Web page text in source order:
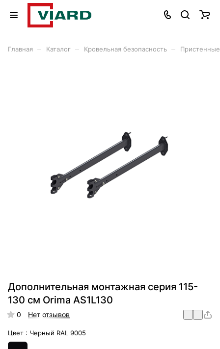
Главная Каталог Кровельная безопасность
Дополнительная монтажная серия 115-
130 см Orima AS1L130
0 Нет отзывов
Цвет : Черный RAL 9005